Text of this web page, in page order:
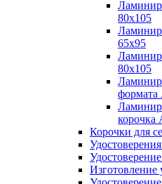
80х105
65х95
80х105
формата
корочка
Корочки для
Изготовление